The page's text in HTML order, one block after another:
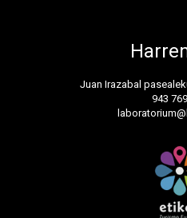
Juan Irazabal
943